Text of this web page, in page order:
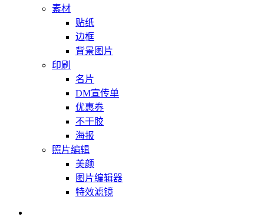
素材
贴纸
边框
背景图片
印刷
名片
DM宣传单
优惠券
不干胶
海报
照片编辑
美颜
图片编辑器
特效滤镜